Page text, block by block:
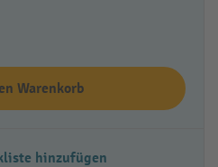
Warenkorb
hinzufügen